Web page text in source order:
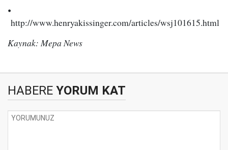
⦁
http://www.henryakissinger.com/articles/wsj101615.html
Kaynak: Mepa News
HABERE YORUM KAT